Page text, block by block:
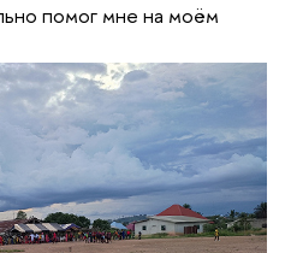
помог мне на моём